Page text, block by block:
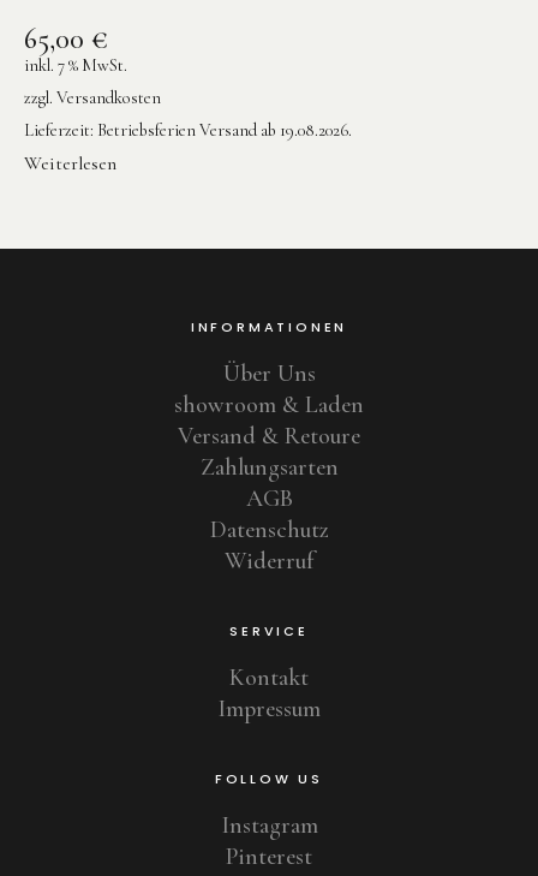
65,00 €
inkl. 7 % MwSt.
zzgl. Versandkosten
Lieferzeit: Betriebsferien Versand ab 19.08.2026.
Weiterlesen
INFORMATIONEN
Über Uns
showroom & Laden
Versand & Retoure
Zahlungsarten
AGB
Datenschutz
Widerruf
SERVICE
Kontakt
Impressum
FOLLOW US
Instagram
Pinterest